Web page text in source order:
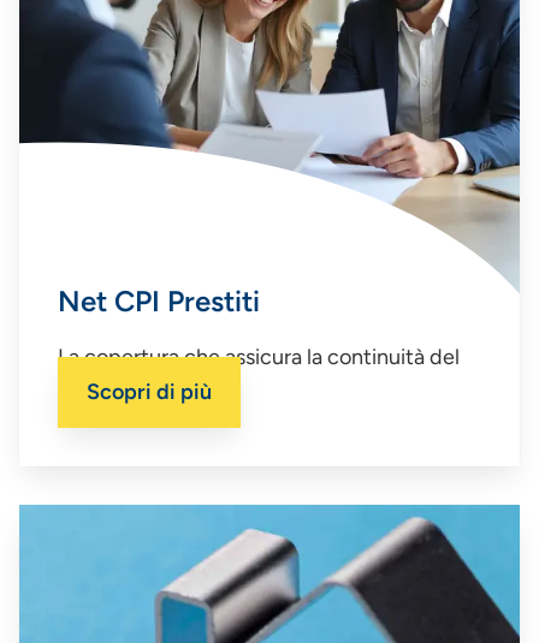
Net CPI Prestiti
La copertura che assicura la continuità del
tuo prestito.
Scopri di più